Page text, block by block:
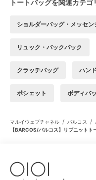
トートバッグを関連カテゴ
ショルダーバッグ・メッセ
リュック・バックパック
クラッチバッグ ハン
ポシェット ボディバ
マルイウェブチャネル / バルコス /
【BARCOS/バルコス】リブニットト